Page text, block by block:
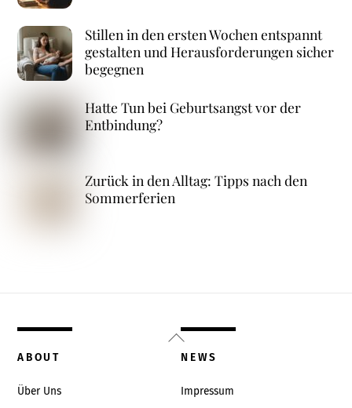
Stillen in den ersten Wochen entspannt
gestalten und Herausforderungen sicher
begegnen
Hatte Tun bei Geburtsangst vor der
Entbindung?
Zurück in den Alltag: Tipps nach den
Sommerferien
Back
To
ABOUT
Über Uns
NEWS
Impressum